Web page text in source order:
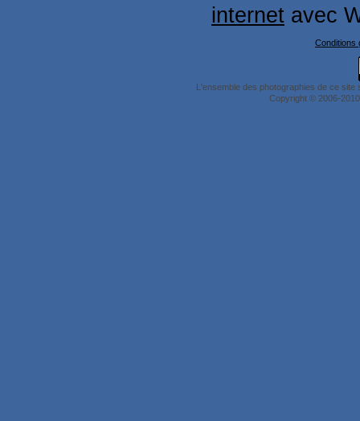
internet avec
Conditions
L'ensemble des photographies de ce
Copyright © 2006-